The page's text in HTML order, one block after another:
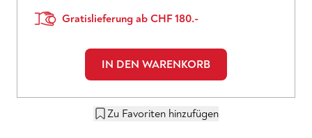
Gratislieferung ab CHF 180.-
IN DEN WARENKORB
Zu Favoriten hinzufügen